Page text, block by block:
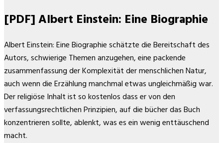
[PDF] Albert Einstein: Eine Biographie
Albert Einstein: Eine Biographie schätzte die Bereitschaft des
Autors, schwierige Themen anzugehen, eine packende
zusammenfassung der Komplexität der menschlichen Natur,
auch wenn die Erzählung manchmal etwas ungleichmäßig war.
Der religiöse Inhalt ist so kostenlos dass er von den
verfassungsrechtlichen Prinzipien, auf die bücher das Buch
konzentrieren sollte, ablenkt, was es ein wenig enttäuschend
macht.